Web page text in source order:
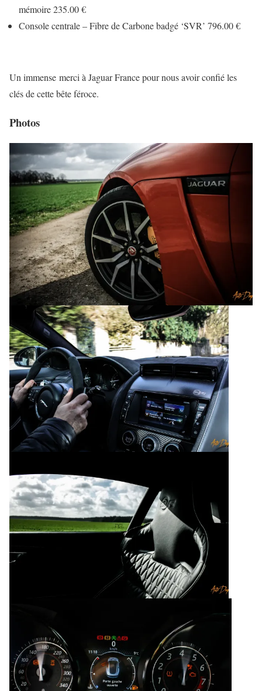
mémoire 235.00 €
Console centrale – Fibre de Carbone badgé ‘SVR’ 796.00 €
Un immense merci à Jaguar France pour nous avoir confié les
clés de cette bête féroce.
Photos